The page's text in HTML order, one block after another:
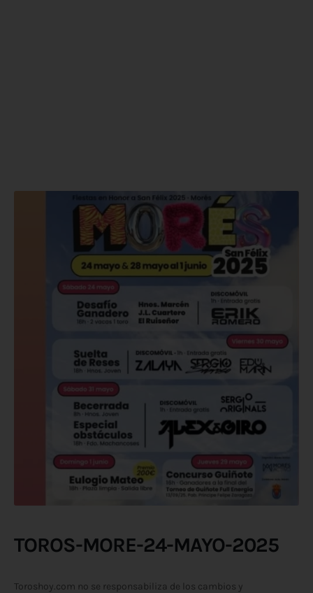
TOROS-MORE-24-MAYO-2025
Toroshoy.com no se responsabiliza de los cambios y